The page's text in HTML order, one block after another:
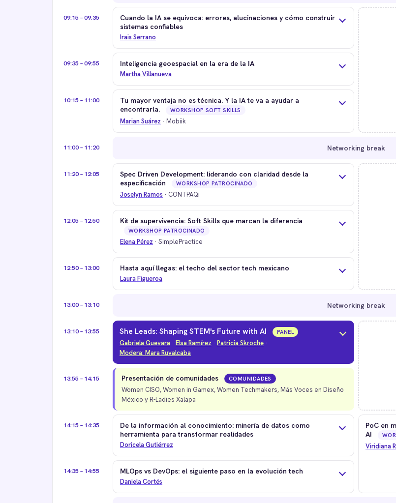
09:15 – 09:35
Cuando la IA se equivoca: errores, alucinaciones y cómo construir
sistemas confiables
Irais Serrano
09:35 – 09:55 Inteligencia geoespacial en la era de la IA
Martha Villanueva
10:15 – 11:00
Tu mayor ventaja no es técnica. Y la IA te va a ayudar a
encontrarla.
WORKSHOP SOFT SKILLS
Marian Suárez · Mobiik
11:00 – 11:20 Networking break
11:20 – 12:05
Spec Driven Development: liderando con claridad desde la
especificación
WORKSHOP PATROCINADO
Joselyn Ramos · CONTPAQi
12:05 – 12:50 Kit de supervivencia: Soft Skills que marcan la diferencia
WORKSHOP PATROCINADO
Elena Pérez · SimplePractice
12:50 – 13:00 Hasta aquí llegas: el techo del sector tech mexicano
Laura Figueroa
13:00 – 13:10 Networking break
13:10 – 13:55 She Leads: Shaping STEM's Future with AI PANEL
Gabriela Guevara · Elsa Ramírez · Patricia Skroche ·
Modera: Mara Ruvalcaba
13:55 – 14:15 Presentación de comunidades COMUNIDADES
Women CISO, Women in Gamex, Women Techmakers, Más Voces en Diseño
México y R-Ladies Xalapa
14:15 – 14:35
De la información al conocimiento: minería de datos como
herramienta para transformar realidades
Doricela Gutiérrez
PoC en
AI
Viridiana
14:35 – 14:55 MLOps vs DevOps: el siguiente paso en la evolución tech
Daniela Cortés